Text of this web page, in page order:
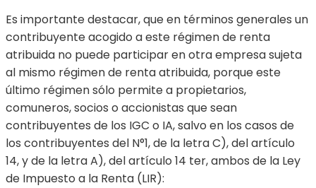
Es importante destacar, que en términos generales un
contribuyente acogido a este régimen de renta
atribuida no puede participar en otra empresa sujeta
al mismo régimen de renta atribuida, porque este
último régimen sólo permite a propietarios,
comuneros, socios o accionistas que sean
contribuyentes de los IGC o IA, salvo en los casos de
los contribuyentes del N°1, de la letra C), del artículo
14, y de la letra A), del artículo 14 ter, ambos de la Ley
de Impuesto a la Renta (LIR):